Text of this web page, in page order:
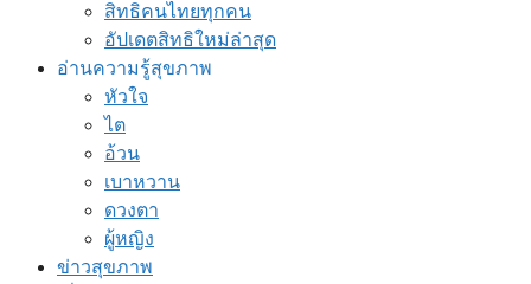
สิทธิคนไทยทุกคน
อัปเดตสิทธิใหม่ล่าสุด
อ่านความรู้สุขภาพ
หัวใจ
ไต
อ้วน
เบาหวาน
ดวงตา
ผู้หญิง
ข่าวสุขภาพ